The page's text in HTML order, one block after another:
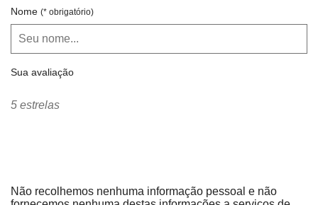
Nome (* obrigatório)
Sua avaliação
5 estrelas
Não recolhemos nenhuma informação pessoal e não